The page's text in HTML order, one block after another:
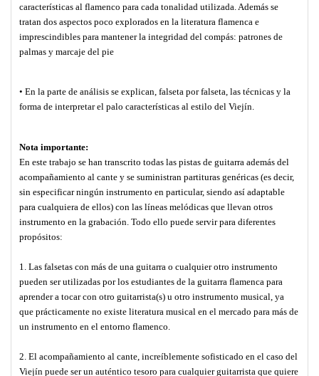
características al flamenco para cada tonalidad utilizada. Además se
tratan dos aspectos poco explorados en la literatura flamenca e
imprescindibles para mantener la integridad del compás: patrones de
palmas y marcaje del pie
• En la parte de análisis se explican, falseta por falseta, las técnicas y la
forma de interpretar el palo características al estilo del Viejín.
Nota importante:
En este trabajo se han transcrito todas las pistas de guitarra además del
acompañamiento al cante y se suministran partituras genéricas (es decir,
sin especificar ningún instrumento en particular, siendo así adaptable
para cualquiera de ellos) con las líneas melódicas que llevan otros
instrumento en la grabación. Todo ello puede servir para diferentes
propósitos:
1. Las falsetas con más de una guitarra o cualquier otro instrumento
pueden ser utilizadas por los estudiantes de la guitarra flamenca para
aprender a tocar con otro guitarrista(s) u otro instrumento musical, ya
que prácticamente no existe literatura musical en el mercado para más de
un instrumento en el entorno flamenco.
2. El acompañamiento al cante, increíblemente sofisticado en el caso del
Viejín puede ser un auténtico tesoro para cualquier guitarrista que quiere